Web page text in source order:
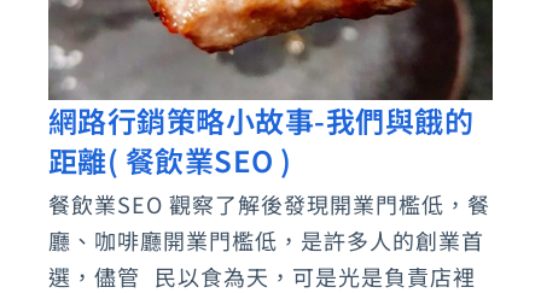
裝
網路行銷策略小故事-我們與餓的
距離( 餐飲業SEO )
餐飲業SEO 觀察了解後發現開業門檻低，餐
廳、咖啡廳開業門檻低，是許多人的創業首
選，儘管 民以食為天，可是光是負責店裡
網
路
行
銷
策